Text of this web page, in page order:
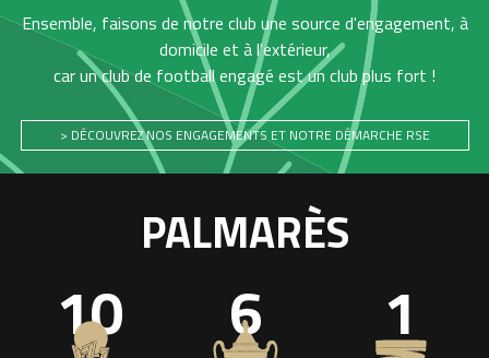
Ensemble, faisons de notre club une source d'engagement, à
domicile et à l'extérieur,
car un club de football engagé est un club plus fort !
> DÉCOUVREZ NOS ENGAGEMENTS ET NOTRE DÉMARCHE RSE
PALMARÈS
10 6 1